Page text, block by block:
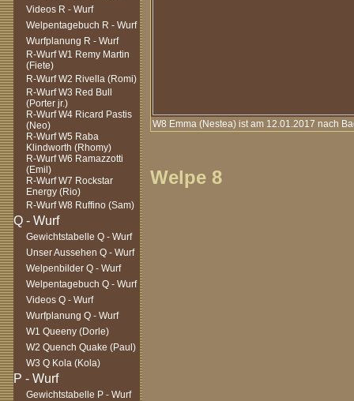
Videos R - Wurf
Welpentagebuch R - Wurf
Wurfplanung R - Wurf
R-Wurf W1 Remy Martin
(Fiete)
R-Wurf W2 Rivella (Romi)
R-Wurf W3 Red Bull
(Porter jr.)
R-Wurf W4 Ricard Pastis
(Neo)
R-Wurf W5 Raba
Klindworth (Rhomy)
R-Wurf W6 Ramazzotti
(Emil)
R-Wurf W7 Rockstar
Energy (Rio)
R-Wurf W8 Ruffino (Sam)
Gewichtstabelle Q - Wurf
Unser Aussehen Q - Wurf
Welpenbilder Q - Wurf
Welpentagebuch Q - Wurf
Videos Q - Wurf
Wurfplanung Q - Wurf
W1 Queeny (Dorle)
W2 Quench Quake (Paul)
W3 Q Kola (Kola)
Gewichtstabelle P - Wurf
W8 Emma (Nestea) ist am 12.01.2017 nach
Welpe 8